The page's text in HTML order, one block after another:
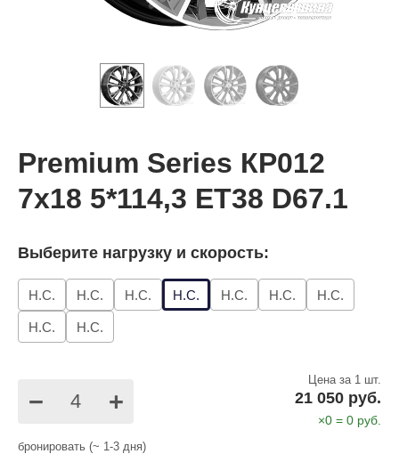
Premium Series КР012
7x18 5*114,3 ET38 D67.1
Выберите нагрузку и скорость:
Н.С. Н.С. Н.С. Н.С. Н.С. Н.С. Н.С.
Н.С. Н.С.
− +
Цена за 1 шт.
21 050 руб.
×0 = 0 руб.
бронировать (~ 1-3 дня)